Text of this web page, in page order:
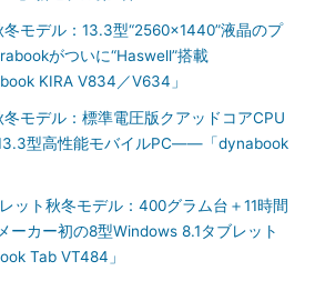
冬モデル：13.3型“2560×1440”液晶のプ
がついに“Haswell”搭載
KIRA V834／V634」
冬モデル：標準電圧版クアッドコアCPU
型高性能モバイルPC――「dynabook
ット秋冬モデル：400グラム台＋11時間
ーカー初の8型Windows 8.1タブレット
Tab VT484」